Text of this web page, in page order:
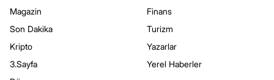
Magazin
Son Dakika
Kripto
3.Sayfa
Finans
Turizm
Yazarlar
Yerel Haberler